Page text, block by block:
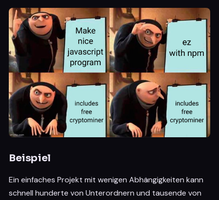
Beispiel
Ein einfaches Projekt mit wenigen Abhängigkeiten kann
schnell hunderte von Unterordnern und tausende von